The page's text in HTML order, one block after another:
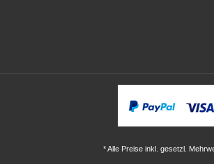
* Alle Preise inkl. gesetzl.